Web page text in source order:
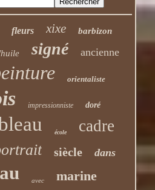
fleurs xixe barbizon
signé ancienne
orientaliste
impressionniste doré
école cadre
siècle dans
avec marine